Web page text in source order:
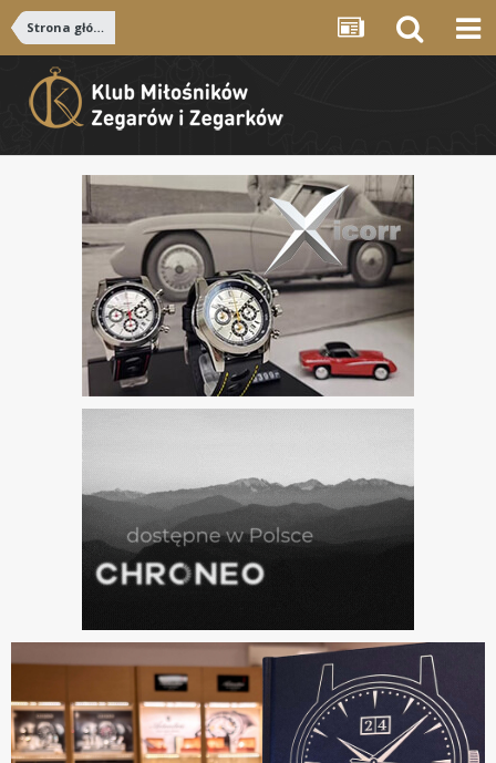
Strona główna